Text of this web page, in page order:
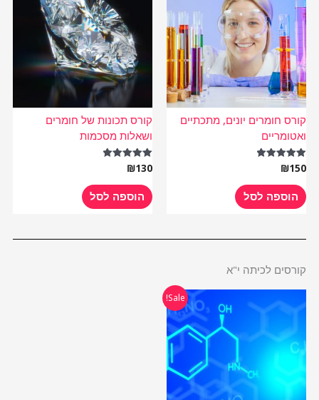
קורס חומרים יונים, מתכתיים
ואטומריים
דורג
5.00
מתוך 5
₪150
הוספה לסל
קורס תכונות של חומרים
ושאלות מסכמות
דורג
5.00
מתוך 5
₪130
הוספה לסל
קורסים לכיתה י"א
Sale!
המקורי
₪970.
הנוכחי
₪485.